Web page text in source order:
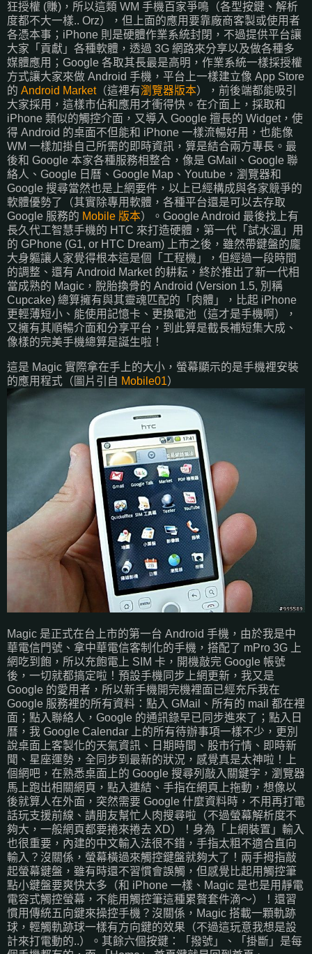
狂授權 (賺)，所以這類 WM 手機百家爭鳴（各型按鍵、解析
度都不大一樣.. Orz），但上面的應用要靠廠商客製或使用者
各憑本事；iPhone 則是硬體作業系統封閉，不過提供平台讓
大家「貢獻」各種軟體，透過 3G 網路來分享以及做各種多
媒體應用；Google 各取其長最是高明，作業系統一樣採授權
方式讓大家來做 Android 手機，平台上一樣建立像 App Store
的 Android Market（這裡有瀏覽器版本），前後端都能吸引
大家採用，這樣市佔和應用才衝得快。在介面上，採取和
iPhone 類似的觸控介面，又導入 Google 擅長的 Widget，使
得 Android 的桌面不但能和 iPhone 一樣流暢好用，也能像
WM 一樣加掛自己所需的即時資訊，算是結合兩方專長。最
後和 Google 本家各種服務相整合，像是 GMail、Google 聯
絡人、Google 日曆、Google Map、Youtube，瀏覽器和
Google 搜尋當然也是上網要件，以上已經構成與各家競爭的
軟體優勢了（其實除專用軟體，各種平台還是可以去存取
Google 服務的 Mobile 版本）。Google Android 最後找上有
長久代工智慧手機的 HTC 來打造硬體，第一代「試水溫」用
的 GPhone (G1, or HTC Dream) 上市之後，雖然帶鍵盤的龐
大身軀讓人家覺得根本這是個「工程機」，但經過一段時間
的調整、還有 Android Market 的耕耘，終於推出了新一代相
當成熟的 Magic，脫胎換骨的 Android (Version 1.5, 別稱
Cupcake) 總算擁有與其靈魂匹配的「肉體」，比起 iPhone
更輕薄短小、能使用記憶卡、更換電池（這才是手機啊），
又擁有其順暢介面和分享平台，到此算是截長補短集大成、
像樣的完美手機總算是誕生啦！
這是 Magic 實際拿在手上的大小，螢幕顯示的是手機裡安裝
的應用程式（圖片引自 Mobile01）
Magic 是正式在台上市的第一台 Android 手機，由於我是中
華電信門號、拿中華電信客制化的手機，搭配了 mPro 3G 上
網吃到飽，所以充飽電上 SIM 卡，開機敲完 Google 帳號
後，一切就都搞定啦！預設手機同步上網更新，我又是
Google 的愛用者，所以新手機開完機裡面已經充斥我在
Google 服務裡的所有資料：點入 GMail、所有的 mail 都在裡
面；點入聯絡人，Google 的通訊錄早已同步進來了；點入日
曆，我 Google Calendar 上的所有待辦事項一樣不少，更別
說桌面上客製化的天氣資訊、日期時間、股市行情、即時新
聞、星座運勢，全同步到最新的狀況，感覺真是太神啦！上
個網吧，在熟悉桌面上的 Google 搜尋列敲入關鍵字，瀏覽器
馬上跑出相關網頁，點入連結、手指在網頁上拖動，想像以
後就算人在外面，突然需要 Google 什麼資料時，不用再打電
話玩支援前線、請朋友幫忙人肉搜尋啦（不過螢幕解析度不
夠大，一般網頁都要捲來捲去 XD）！身為「上網裝置」輸入
也很重要，內建的中文輸入法很不錯，手指太粗不適合直向
輸入？沒關係，螢幕橫過來觸控鍵盤就夠大了！兩手拇指敲
起螢幕鍵盤，雖有時還不習慣會誤觸，但感覺比起用觸控筆
點小鍵盤要爽快太多（和 iPhone 一樣、Magic 是也是用靜電
電容式觸控螢幕，不能用觸控筆這種累贅套件滴～）！還習
慣用傳統五向鍵來操控手機？沒關係，Magic 搭載一顆軌跡
球，輕觸軌跡球一樣有方向鍵的效果（不過這玩意我想是設
計來打電動的..）。其餘六個按鍵：「撥號」、「掛斷」是每